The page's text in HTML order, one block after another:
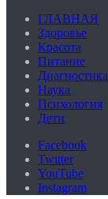
ГЛАВНАЯ
Здоровье
Красота
Питание
Диагностика
Наука
Психология
Дети
Facebook
Twitter
YouTube
Instagram